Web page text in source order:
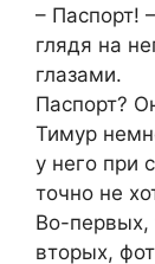
– Паспорт!
глядя на
глазами.
Паспорт?
Тимур
у него при
точно не
Во-первых,
вторых,